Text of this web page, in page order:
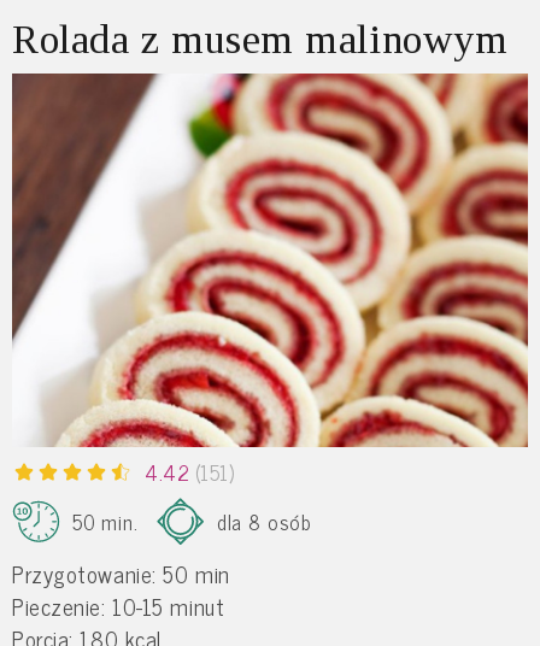
Rolada z musem malinowym
4.42 (151)
50 min.
dla 8 osób
Przygotowanie: 50 min
Pieczenie: 10-15 minut